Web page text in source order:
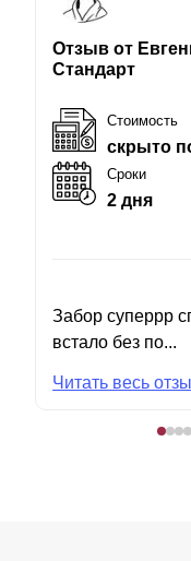
Отзыв от
Стандарт
Стоимость
скрыто
Сроки
2 дня
Забор суперрр
встало без по...
Читать весь